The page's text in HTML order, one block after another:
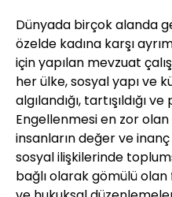
Dünyada birçok alanda
özelde kadına karşı
için yapılan mevzuat
her ülke, sosyal yapı ve
algılandığı, tartışıldığı
Engellenmesi en zor
insanların değer ve
sosyal ilişkilerinde
bağlı olarak gömülü